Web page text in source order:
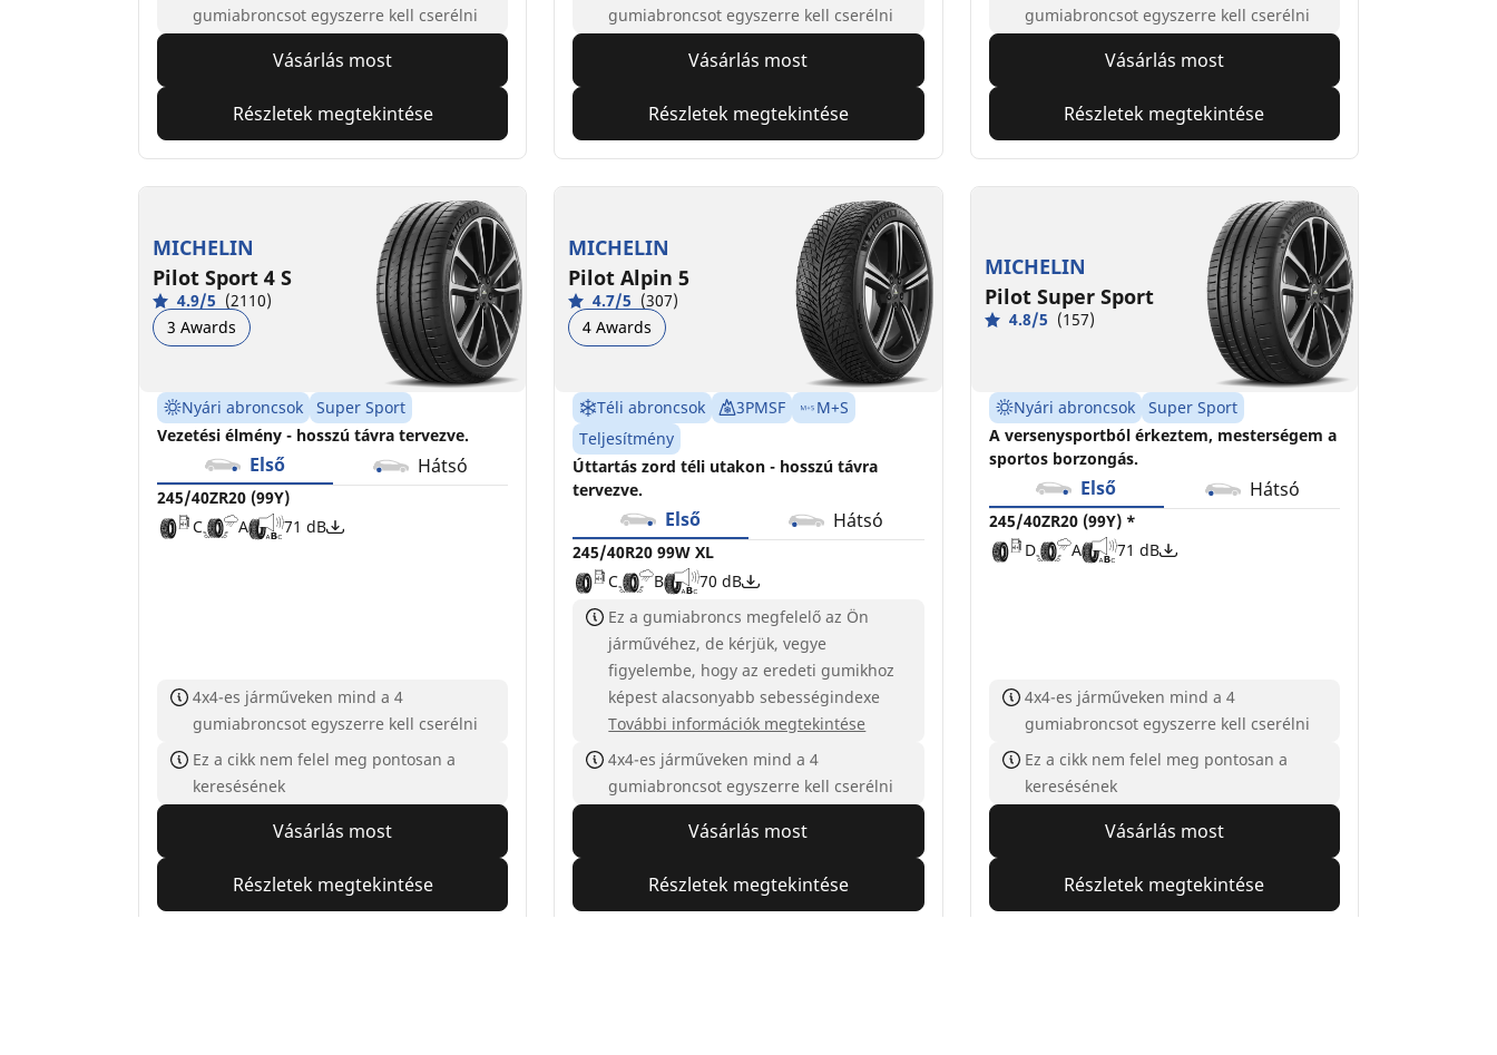
gumiabroncsot egyszerre kell cserélni
Vásárlás most
Részletek megtekintése
gumiabroncsot egyszerre kell cserélni
Vásárlás most
Részletek megtekintése
gumiabroncsot egyszerre kell cserélni
Vásárlás most
Részletek megtekintése
MICHELIN
Pilot Sport 4 S
4.9/5 (2110)
3 Awards
Nyári abroncsok
Super Sport
Vezetési élmény - hosszú távra tervezve.
Első Hátsó
245/40ZR20 (99Y)
C
A 71 dB
4x4-es járműveken mind a 4
gumiabroncsot egyszerre kell cserélni
Ez a cikk nem felel meg pontosan a
keresésének
Vásárlás most
Részletek megtekintése
MICHELIN
Pilot Alpin 5
4.7/5 (307)
4 Awards
Téli abroncsok 3PMSF
M+S
Teljesítmény
Úttartás zord téli utakon - hosszú távra
tervezve.
Első Hátsó
245/40R20 99W XL
C
B 70 dB
Ez a gumiabroncs megfelelő az Ön
járművéhez, de kérjük, vegye
figyelembe, hogy az eredeti gumikhoz
képest alacsonyabb sebességindexe
További információk megtekintése
4x4-es járműveken mind a 4
gumiabroncsot egyszerre kell cserélni
Vásárlás most
Részletek megtekintése
MICHELIN
Pilot Super Sport
4.8/5 (157)
Nyári abroncsok
Super Sport
A versenysportból érkeztem, mesterségem a
sportos borzongás.
Első Hátsó
245/40ZR20 (99Y) *
D
A 71 dB
4x4-es járműveken mind a 4
gumiabroncsot egyszerre kell cserélni
Ez a cikk nem felel meg pontosan a
keresésének
Vásárlás most
Részletek megtekintése